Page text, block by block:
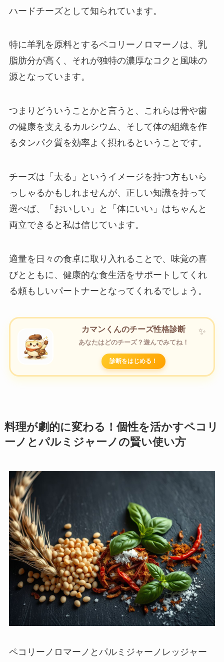
ハードチーズとして知られています。
特に羊乳を原料とするペコリーノロマーノは、乳
脂肪分が高く、それが独特の濃厚なコクと風味の
源となっています。
つまりどういうことかと言うと、これらは骨や歯
の健康を支えるカルシウム、そして体の組織を作
るタンパク質を効率よく摂れるということです。
チーズは「太る」というイメージを持つ方もいら
っしゃるかもしれませんが、正しい知識を持って
選べば、「おいしい」と「体にいい」はちゃんと
両立できると私は信じています。
適量を日々の食卓に取り入れることで、味覚の喜
びとともに、健康的な食生活をサポートしてくれ
る頼もしいパートナーとなってくれるでしょう。
カマンくんのチーズ性格診断
あなたはどのチーズ？遊んでみてね！
診断をはじめる！
料理が劇的に変わる！個性を活かすペコリ
ーノとパルミジャーノの賢い使い方
ペコリーノロマーノとパルミジャーノレッジャー